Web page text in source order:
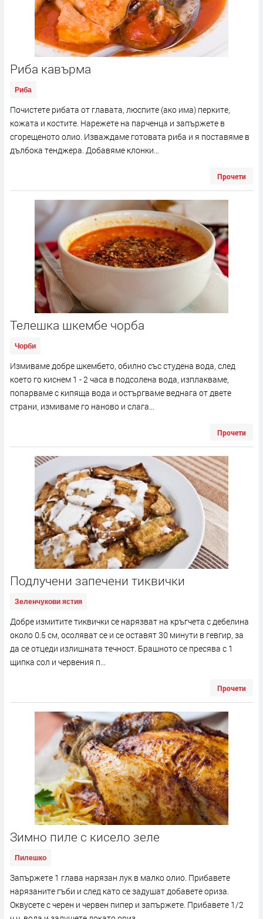
Риба кавърма
Риба
Почистете рибата от главата, люспите (ако има) перките,
кожата и костите. Нарежете на парченца и запържете в
сгорещеното олио. Изваждаме готовата риба и я поставяме в
дълбока тенджера. Добавяме клонки...
Прочети
Телешка шкембе чорба
Чорби
Измиваме добре шкембето, обилно със студена вода, след
което го киснем 1 - 2 часа в подсолена вода, изплакваме,
попарваме с кипяща вода и остъргваме веднага от двете
страни, измиваме го наново и слага...
Прочети
Подлучени запечени тиквички
Зеленчукови ястия
Добре измитите тиквички се нарязват на кръгчета с дебелина
около 0.5 см, осоляват се и се оставят 30 минути в гевгир, за
да се отцеди излишната течност. Брашното се пресява с 1
щипка сол и червения п...
Прочети
Зимно пиле с кисело зеле
Пилешко
Запържете 1 глава нарязан лук в малко олио. Прибавете
нарязаните гъби и след като се задушат добавете ориза.
Оквусете с черен и червен пипер и запържете. Прибавете 1/2